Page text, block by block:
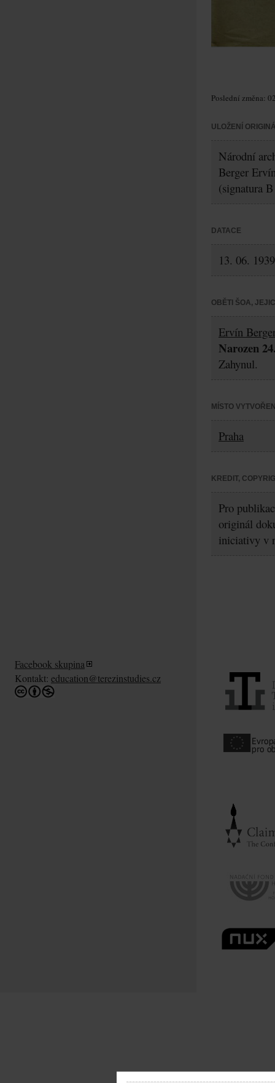
Poslední změna:
ULOŽENÍ
Národní
Berger
(signatura
DATACE
13. 06. 1939
OBĚTI ŠOA,
Ervín
Narozen
Zahynul.
MÍSTO
Praha
KREDIT,
Pro
originál
iniciativy v
Facebook skupina
Kontakt: education@terezinstudies.cz